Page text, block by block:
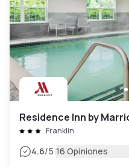
Residence Inn by
Franklin
4.6/5|16 Opiniones